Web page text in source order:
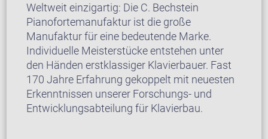
Weltweit einzigartig: Die C. Bechstein
Pianofortemanufaktur ist die große
Manufaktur für eine bedeutende Marke.
Individuelle Meisterstücke entstehen unter
den Händen erstklassiger Klavierbauer. Fast
170 Jahre Erfahrung gekoppelt mit neuesten
Erkenntnissen unserer Forschungs- und
Entwicklungsabteilung für Klavierbau.